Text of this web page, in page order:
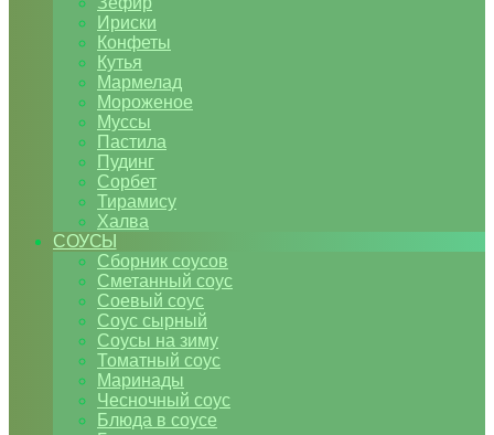
Ириски
Конфеты
Кутья
Мармелад
Мороженое
Муссы
Пастила
Пудинг
Сорбет
Тирамису
Халва
СОУСЫ
Сборник соусов
Сметанный соус
Соевый соус
Соус сырный
Соусы на зиму
Томатный соус
Маринады
Чесночный соус
Блюда в соусе